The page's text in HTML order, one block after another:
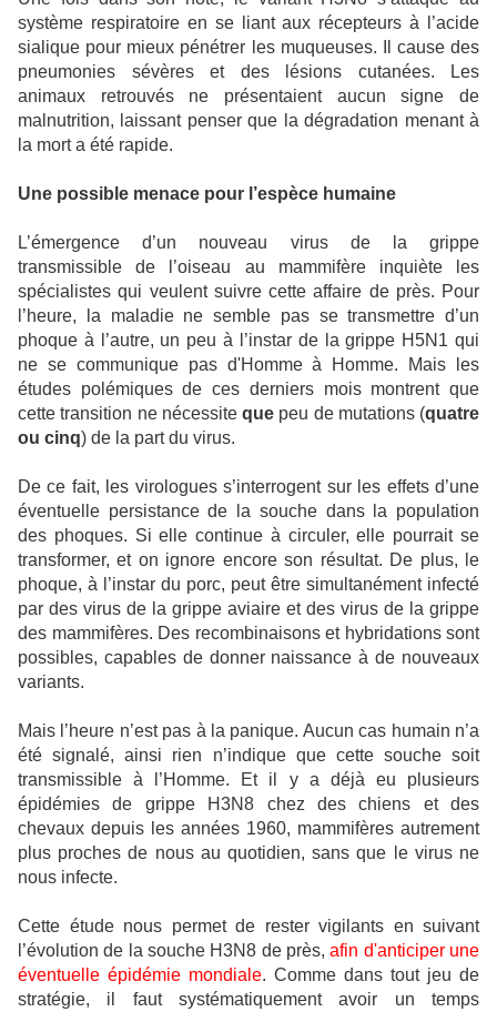
système respiratoire en se liant aux récepteurs à l’acide
sialique pour mieux pénétrer les muqueuses. Il cause des
pneumonies sévères et des lésions cutanées. Les
animaux retrouvés ne présentaient aucun signe de
malnutrition, laissant penser que la dégradation menant à
la mort a été rapide.
Une possible menace pour l’espèce humaine
L’émergence d’un nouveau virus de la grippe
transmissible de l’oiseau au mammifère inquiète les
spécialistes qui veulent suivre cette affaire de près. Pour
l’heure, la maladie ne semble pas se transmettre d’un
phoque à l’autre, un peu à l’instar de la grippe H5N1 qui
ne se communique pas d'Homme à Homme. Mais les
études polémiques de ces derniers mois montrent que
cette transition ne nécessite que peu de mutations (quatre
ou cinq) de la part du virus.
De ce fait, les virologues s’interrogent sur les effets d’une
éventuelle persistance de la souche dans la population
des phoques. Si elle continue à circuler, elle pourrait se
transformer, et on ignore encore son résultat. De plus, le
phoque, à l’instar du porc, peut être simultanément infecté
par des virus de la grippe aviaire et des virus de la grippe
des mammifères. Des recombinaisons et hybridations sont
possibles, capables de donner naissance à de nouveaux
variants.
Mais l’heure n’est pas à la panique. Aucun cas humain n’a
été signalé, ainsi rien n’indique que cette souche soit
transmissible à l’Homme. Et il y a déjà eu plusieurs
épidémies de grippe H3N8 chez des chiens et des
chevaux depuis les années 1960, mammifères autrement
plus proches de nous au quotidien, sans que le virus ne
nous infecte.
Cette étude nous permet de rester vigilants en suivant
l’évolution de la souche H3N8 de près,afin d'anticiper une
éventuelle épidémie mondiale. Comme dans tout jeu de
stratégie, il faut systématiquement avoir un temps